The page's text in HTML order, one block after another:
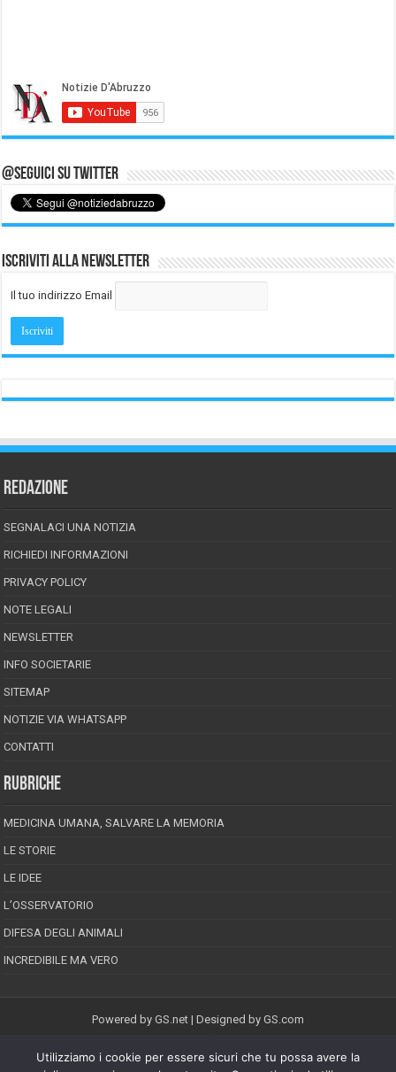
@Seguici su Twitter
Iscriviti alla Newsletter
Il tuo indirizzo Email
REDAZIONE
SEGNALACI UNA NOTIZIA
RICHIEDI INFORMAZIONI
PRIVACY POLICY
NOTE LEGALI
NEWSLETTER
INFO SOCIETARIE
SITEMAP
NOTIZIE VIA WHATSAPP
CONTATTI
RUBRICHE
MEDICINA UMANA, SALVARE LA MEMORIA
LE STORIE
LE IDEE
L’OSSERVATORIO
DIFESA DEGLI ANIMALI
INCREDIBILE MA VERO
Powered by GS.net | Designed by GS.com
EPINEION EDITRICE S.R.L.P.Iva 02008710689
Utilizziamo i cookie per essere sicuri che tu possa avere la